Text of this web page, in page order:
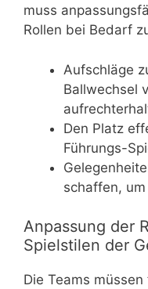
muss
Rollen bei Bedarf
Aufschläge
Ballwechsel
Den Platz
Führungs-
schaffen,
Anpassung der
Spielstilen der
Die Teams